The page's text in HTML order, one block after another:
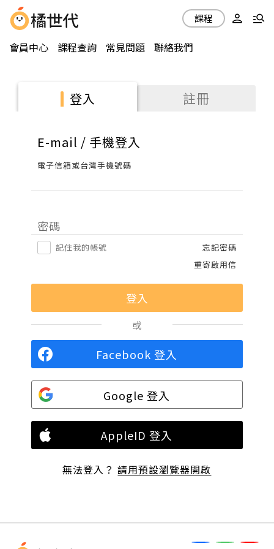
會員中心 課程查詢 常見問題 聯絡我們
課程
登入 註冊
E-mail / 手機登入
電子信箱或台灣手機號碼
密碼
記住我的帳號
忘記密碼
重寄啟用信
或
Facebook 登入
Google 登入
AppleID 登入
無法登入？請用預設瀏覽器開啟